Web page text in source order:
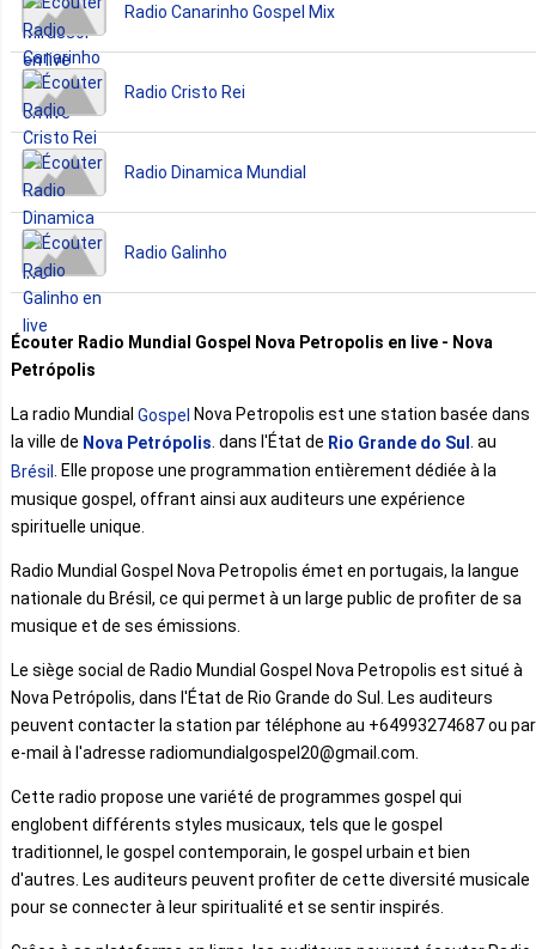
Radio Canarinho Gospel Mix
Radio Cristo Rei
Radio Dinamica Mundial
Radio Galinho
Écouter Radio Mundial Gospel Nova Petropolis en live - Nova
Petrópolis
La radio Mundial Gospel Nova Petropolis est une station basée dans
la ville de Nova Petrópolis. dans l'État de Rio Grande do Sul . au
Brésil
. Elle propose une programmation entièrement dédiée à la
musique gospel, offrant ainsi aux auditeurs une expérience
spirituelle unique.
Radio Mundial Gospel Nova Petropolis émet en portugais, la langue
nationale du Brésil, ce qui permet à un large public de profiter de sa
musique et de ses émissions.
Le siège social de Radio Mundial Gospel Nova Petropolis est situé à
Nova Petrópolis, dans l'État de Rio Grande do Sul. Les auditeurs
peuvent contacter la station par téléphone au +64993274687 ou par
e-mail à l'adresse radiomundialgospel20@gmail.com.
Cette radio propose une variété de programmes gospel qui
englobent différents styles musicaux, tels que le gospel
traditionnel, le gospel contemporain, le gospel urbain et bien
d'autres. Les auditeurs peuvent profiter de cette diversité musicale
pour se connecter à leur spiritualité et se sentir inspirés.